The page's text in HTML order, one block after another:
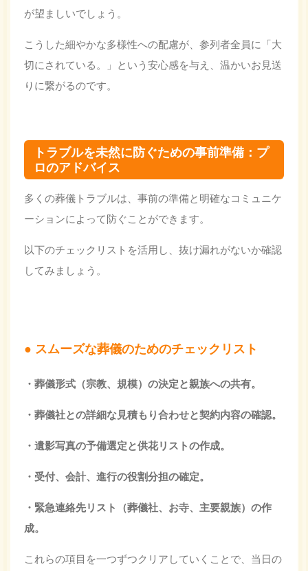
が望ましいでしょう。
こうした細やかな多様性への配慮が、参列者全員に「大
切にされている。」という安心感を与え、温かいお見送
りに繋がるのです。
トラブルを未然に防ぐための事前準備：プ
ロのアドバイス
多くの葬儀トラブルは、事前の準備と明確なコミュニケ
ーションによって防ぐことができます。
以下のチェックリストを活用し、抜け漏れがないか確認
してみましょう。
スムーズな葬儀のためのチェックリスト
・葬儀形式（宗教、規模）の決定と親族への共有。
・葬儀社との詳細な見積もり合わせと契約内容の確認。
・遺影写真の予備選定と供花リストの作成。
・受付、会計、進行の役割分担の確定。
・緊急連絡先リスト（葬儀社、お寺、主要親族）の作
成。
これらの項目を一つずつクリアしていくことで、当日の